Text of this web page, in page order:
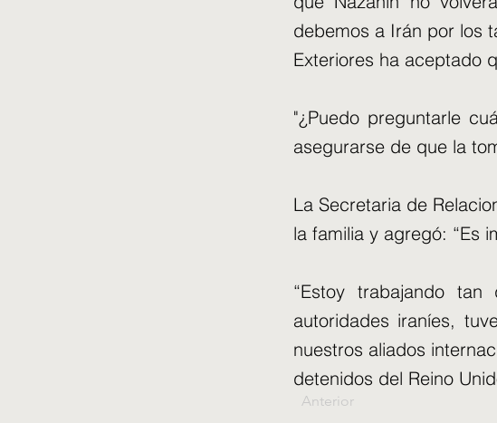
debemos a Irán por los
Exteriores ha aceptado
"¿Puedo preguntarle
asegurarse de que la
La Secretaria de
la familia y agregó: “Es
“Estoy trabajando
autoridades iraníes,
nuestros aliados
detenidos del Reino
Anterior